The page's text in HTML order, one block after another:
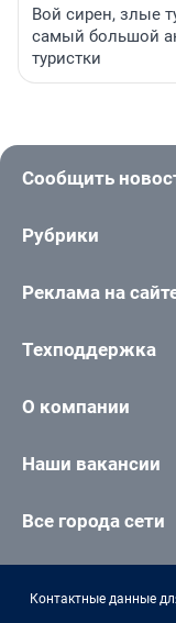
Вой сирен, злые
самый большой
туристки
Сообщить
Рубрики
Реклама на
Техподдержка
О компании
Наши вакансии
Все города сети
Контактные данные